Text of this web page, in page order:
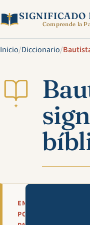
SIGNIFICADO
Comprende la
Inicio/Diccionario/
✦
EN
POCAS
Mira